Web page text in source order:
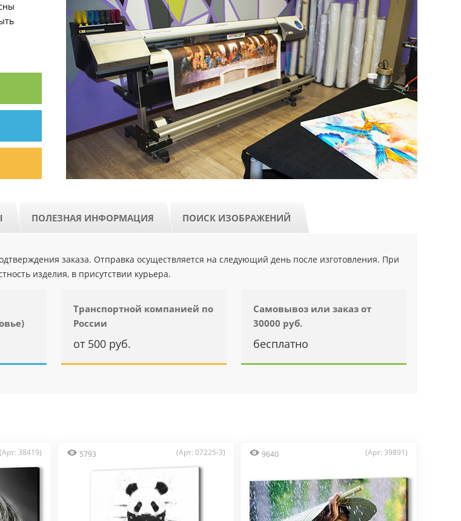
ПОЛЕЗНАЯ ИНФОРМАЦИЯ ПОИСК ИЗОБРАЖЕНИЙ
заказа. Отправка осуществляется на следующий день после изготовления. При
изделия, в присутствии курьера.
Транспортной компанией по
России
от 500 руб.
Самовывоз или заказ от
30000 руб.
бесплатно
(Арт: 38419) 5793 (Арт: 07225-3) 9640 (Арт: 39891)